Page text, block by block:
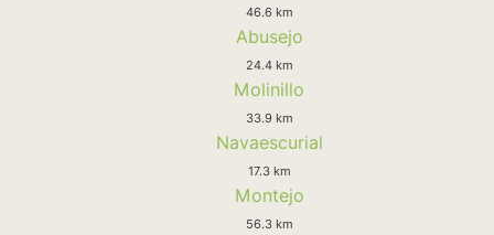
46.6 km
Abusejo
24.4 km
Molinillo
33.9 km
Navaescurial
17.3 km
Montejo
56.3 km